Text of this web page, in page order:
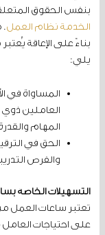
بنفس الحقوق
الخدمة نظام العمل.
بناءً على الإعاقة
يلي:
المساواة في
العاملين
المهام
الحق في
والفرص
التسهيلات الخاصة
تعتبر ساعات العمل
على احتياجات